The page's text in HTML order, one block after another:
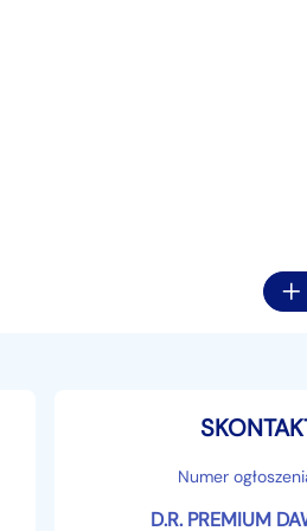
Numer
D.R. PREMIUM